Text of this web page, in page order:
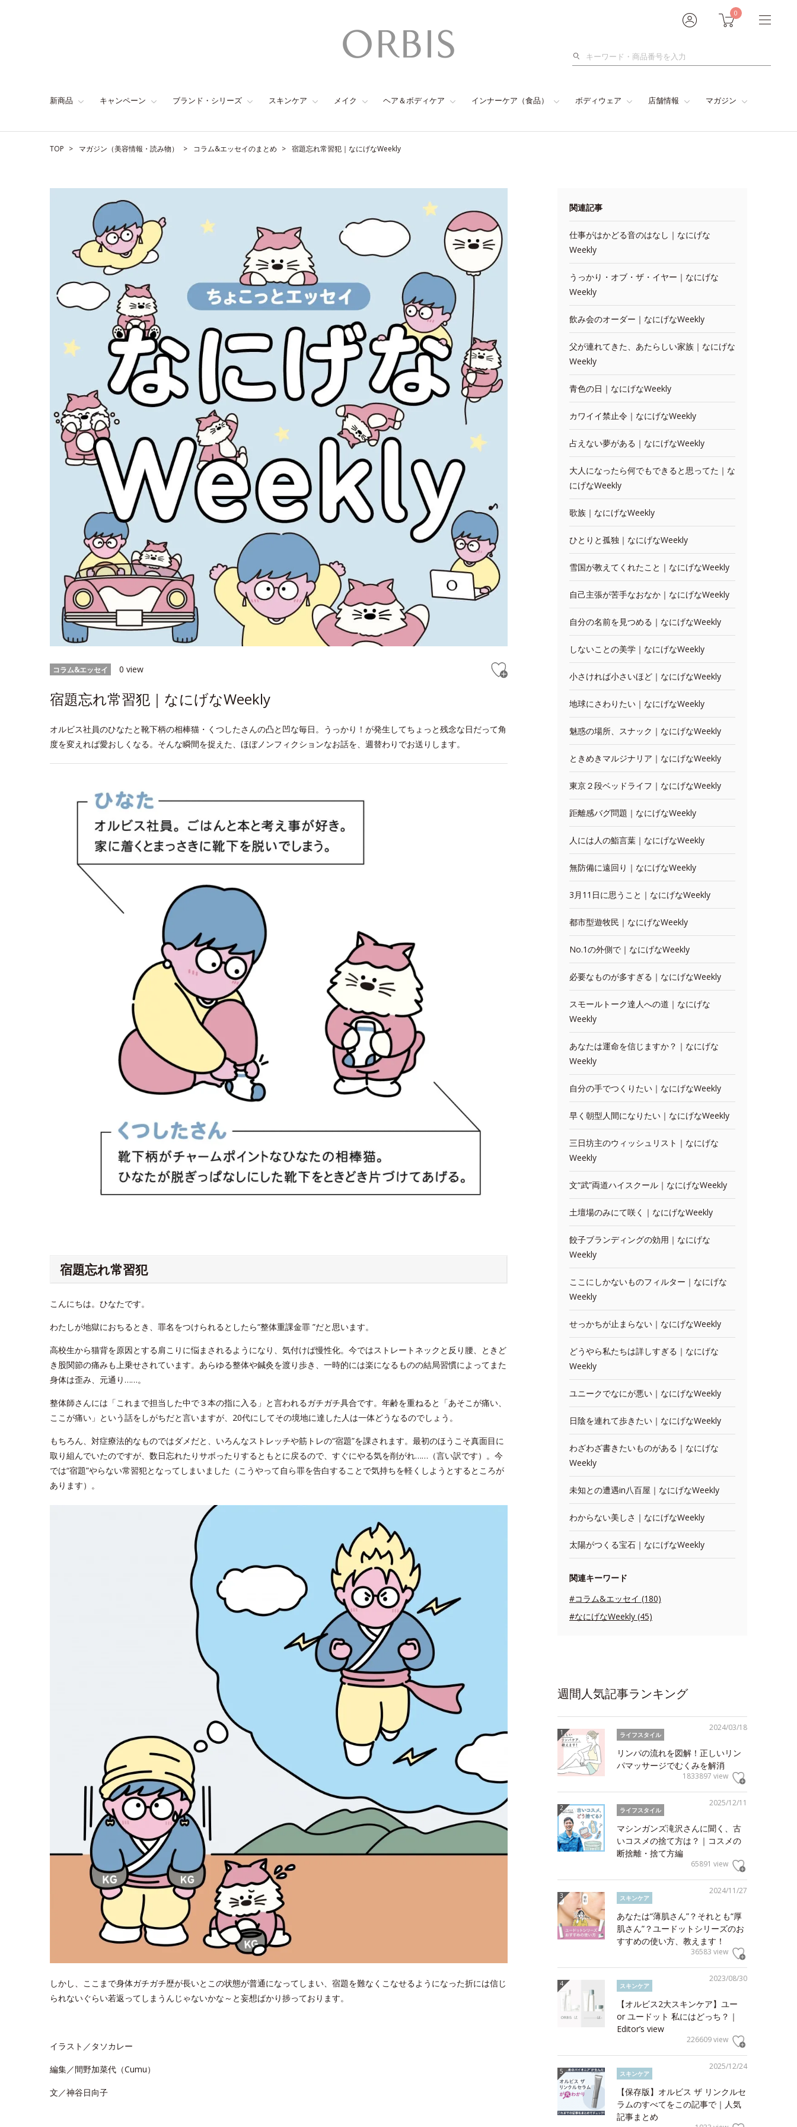
0
検
新商品 キャンペーン ブランド・シリーズ スキンケア メイク ヘア＆ボディケア インナーケア（食品） ボディウェア 店舗情報 マガジン
TOP マガジン（美容情報・読み物） コラム&エッセイのまとめ 宿題忘れ常習犯｜なにげなWeekly
コラム&エッセイ 0 view
宿題忘れ常習犯｜なにげなWeekly
オルビス社員のひなたと靴下柄の相棒猫・くつしたさんの凸と凹な毎日。うっかり！が発生してちょっと残念な日だって角
度を変えれば愛おしくなる。そんな瞬間を捉えた、ほぼノンフィクションなお話を、週替わりでお送りします。
宿題忘れ常習犯
こんにちは。ひなたです。
わたしが地獄におちるとき、罪名をつけられるとしたら“整体重課金罪 ”だと思います。
高校生から猫背を原因とする肩こりに悩まされるようになり、気付けば慢性化。今ではストレートネックと反り腰、ときど
き股関節の痛みも上乗せされています。あらゆる整体や鍼灸を渡り歩き、一時的には楽になるものの結局習慣によってまた
身体は歪み、元通り……。
整体師さんには「これまで担当した中で３本の指に入る」と言われるガチガチ具合です。年齢を重ねると「あそこが痛い、
ここが痛い」という話をしがちだと言いますが、20代にしてその境地に達した人は一体どうなるのでしょう。
もちろん、対症療法的なものではダメだと、いろんなストレッチや筋トレの“宿題”を課されます。最初のほうこそ真面目に
取り組んでいたのですが、数日忘れたりサボったりするともとに戻るので、すぐにやる気を削がれ……（言い訳です）。今
では“宿題”やらない常習犯となってしまいました（こうやって自ら罪を告白することで気持ちを軽くしようとするところが
あります）。
しかし、ここまで身体ガチガチ歴が長いとこの状態が普通になってしまい、宿題を難なくこなせるようになった折には信じ
られないぐらい若返ってしまうんじゃないかな～と妄想ばかり捗っております。
イラスト／タソカレー
編集／間野加菜代（Cumu）
文／神谷日向子
関連記事
仕事がはかどる音のはなし｜なにげな
Weekly
うっかり・オブ・ザ・イヤー｜なにげな
Weekly
飲み会のオーダー｜なにげなWeekly
父が連れてきた、あたらしい家族｜なにげな
Weekly
青色の日｜なにげなWeekly
カワイイ禁止令｜なにげなWeekly
占えない夢がある｜なにげなWeekly
大人になったら何でもできると思ってた｜な
にげなWeekly
歌族｜なにげなWeekly
ひとりと孤独｜なにげなWeekly
雪国が教えてくれたこと｜なにげなWeekly
自己主張が苦手なおなか｜なにげなWeekly
自分の名前を見つめる｜なにげなWeekly
しないことの美学｜なにげなWeekly
小さければ小さいほど｜なにげなWeekly
地球にさわりたい｜なにげなWeekly
魅惑の場所、スナック｜なにげなWeekly
ときめきマルジナリア｜なにげなWeekly
東京２段ベッドライフ｜なにげなWeekly
距離感バグ問題｜なにげなWeekly
人には人の鮨言葉｜なにげなWeekly
無防備に遠回り｜なにげなWeekly
3月11日に思うこと｜なにげなWeekly
都市型遊牧民｜なにげなWeekly
No.1の外側で｜なにげなWeekly
必要なものが多すぎる｜なにげなWeekly
スモールトーク達人への道｜なにげな
Weekly
あなたは運命を信じますか？｜なにげな
Weekly
自分の手でつくりたい｜なにげなWeekly
早く朝型人間になりたい｜なにげなWeekly
三日坊主のウィッシュリスト｜なにげな
Weekly
文“武”両道ハイスクール｜なにげなWeekly
土壇場のみにて咲く｜なにげなWeekly
餃子ブランディングの効用｜なにげな
Weekly
ここにしかないものフィルター｜なにげな
Weekly
せっかちが止まらない｜なにげなWeekly
どうやら私たちは詳しすぎる｜なにげな
Weekly
ユニークでなにが悪い｜なにげなWeekly
日陰を連れて歩きたい｜なにげなWeekly
わざわざ書きたいものがある｜なにげな
Weekly
未知との遭遇in八百屋｜なにげなWeekly
わからない美しさ｜なにげなWeekly
太陽がつくる宝石｜なにげなWeekly
関連キーワード
#コラム&エッセイ (180)
#なにげなWeekly (45)
週間人気記事ランキング
2024/03/18
ライフスタイル
リンパの流れを図解！正しいリン
パマッサージでむくみを解消
1833897 view
2025/12/11
ライフスタイル
マシンガンズ滝沢さんに聞く、古
いコスメの捨て方は？｜コスメの
断捨離・捨て方編
65891 view
2024/11/27
スキンケア
あなたは“薄肌さん”？それとも“厚
肌さん”？ユードットシリーズのお
すすめの使い方、教えます！
36583 view
2023/08/30
スキンケア
【オルビス2大スキンケア】ユー
or ユードット 私にはどっち？｜
Editor’s view
226609 view
2025/12/24
スキンケア
【保存版】オルビス ザ リンクルセ
ラムのすべてをこの記事で｜人気
記事まとめ